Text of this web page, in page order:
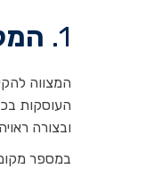
1.
המצווה
העוסקות
ובצורה
במספר